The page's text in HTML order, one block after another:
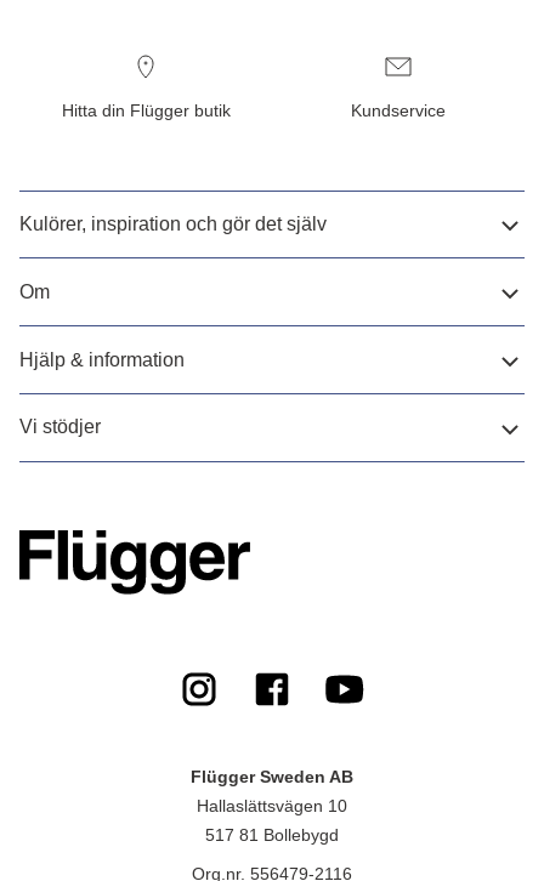
Hitta din Flügger butik Kundservice
Kulörer, inspiration och gör det själv
Om
Hjälp & information
Vi stödjer
Flügger Sweden AB
Hallaslättsvägen 10
517 81 Bollebygd
Org.nr. 556479-2116